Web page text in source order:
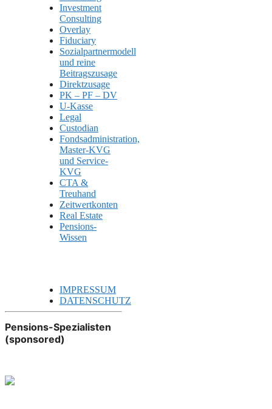
Investment
Consulting
Overlay
Fiduciary
Sozialpartnermodell
und reine
Beitragszusage
Direktzusage
PK – PF – DV
U-Kasse
Legal
Custodian
Fondsadministration,
Master-KVG
und Service-
KVG
CTA &
Treuhand
Zeitwertkonten
Real Estate
Pensions-
Wissen
IMPRESSUM
DATENSCHUTZ
Pensions-Spezialisten
(sponsored)